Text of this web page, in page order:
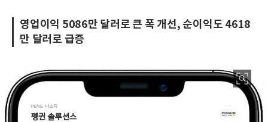
영업이익 5086만 달러로 큰 폭 개선, 순이익도 4618
만 달러로 급증